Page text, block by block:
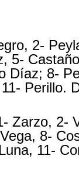
2-
5-
Díaz; 8-
Perillo.
Zarzo, 2-
8-
11-